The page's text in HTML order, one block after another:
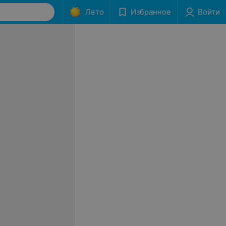
Лето Избранное Войти